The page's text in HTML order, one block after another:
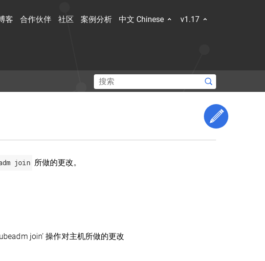
客 合作伙伴 社区 案例分析 中文 Chinese v1.17
join 所做的更改。
join’ 操作对主机所做的更改